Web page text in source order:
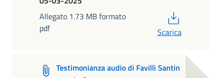
Allegato 1.73 MB formato
pdf
Scarica
Testimonianza audio di Favilli Santin